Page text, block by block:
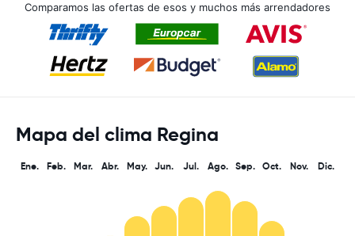
Comparamos las ofertas de esos y muchos más arrendadores
Mapa del clima Regina
Ene. Feb. Mar. Abr. May. Jun. Jul. Ago. Sep. Oct. Nov. Dic.